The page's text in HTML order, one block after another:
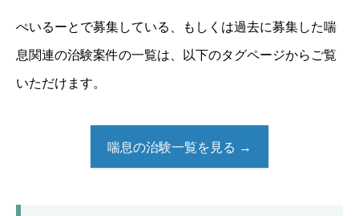
ぺいるーとで募集している、もしくは過去に募集した喘
息関連の治験案件の一覧は、以下のタグページからご覧
いただけます。
喘息の治験一覧を見る →